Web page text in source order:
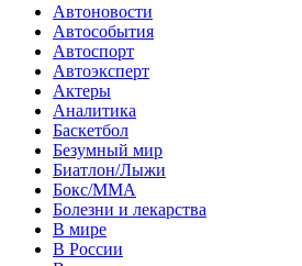
Автоновости
Автособытия
Автоспорт
Автоэксперт
Актеры
Аналитика
Баскетбол
Безумный мир
Биатлон/Лыжи
Бокс/MMA
Болезни и лекарства
В мире
В России